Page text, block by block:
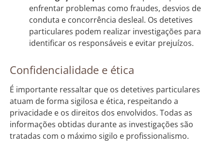
enfrentar problemas como fraudes, desvios de
conduta e concorrência desleal. Os detetives
particulares podem realizar investigações para
identificar os responsáveis e evitar prejuízos.
Confidencialidade e ética
É importante ressaltar que os detetives particulares
atuam de forma sigilosa e ética, respeitando a
privacidade e os direitos dos envolvidos. Todas as
informações obtidas durante as investigações são
tratadas com o máximo sigilo e profissionalismo.